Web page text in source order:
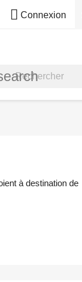
 Connexion
à destination de